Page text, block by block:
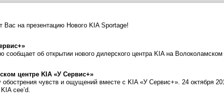
Вас на презентацию Нового KIA Sportage!
сообщает об открытии нового дилерского центра KIA на
центре KIA «У Сервис+»
чувств и ощущений вместе с KIA «У Сервис+». 24 октября
cee’d.